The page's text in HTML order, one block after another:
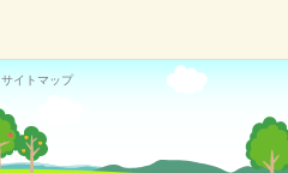
サイトマップ